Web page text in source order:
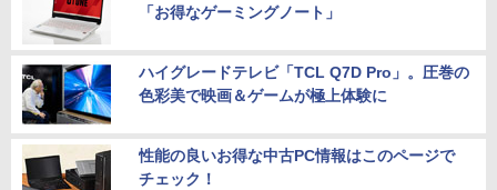
「お得なゲーミングノート」
ハイグレードテレビ「TCL Q7D Pro」。圧巻の
色彩美で映画＆ゲームが極上体験に
性能の良いお得な中古PC情報はこのページで
チェック！